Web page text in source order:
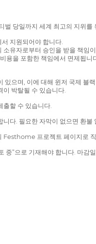
당일까지 세계 최고의 지위
지원되어야 합니다.
유자로부터 승인을 받을 책
용을 포함한 책임에서 면제됩
으며, 이에 대해 윈저 국제
이 박탈될 수 있습니다.
출할 수 있습니다.
다. 필요한 자막이 없으면 환불
Festhome 프로젝트 페이지로
”으로 기재해야 합니다. 마감